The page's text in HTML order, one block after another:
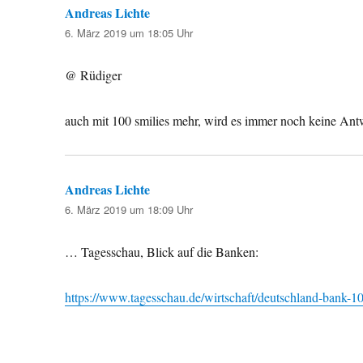
Andreas Lichte
6. März 2019 um 18:05 Uhr
@ Rüdiger
auch mit 100 smilies mehr, wird es immer noch keine
Andreas Lichte
6. März 2019 um 18:09 Uhr
… Tagesschau, Blick auf die Banken:
https://www.tagesschau.de/wirtschaft/deutschland-bank-